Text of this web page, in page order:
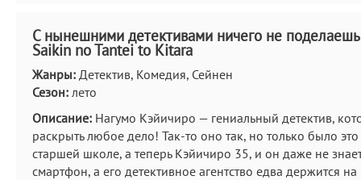
С нынешними детективами ничего не
Saikin no Tantei to Kitara
Жанры: Детектив, Комедия, Сейнен
Сезон: лето
Описание: Нагумо Кэйичиро — гениальный детектив,
раскрыть любое дело! Так-то оно так, но только было
старшей школе, а теперь Кэйичиро 35, и он даже не
смартфон, а его детективное агентство едва держится на